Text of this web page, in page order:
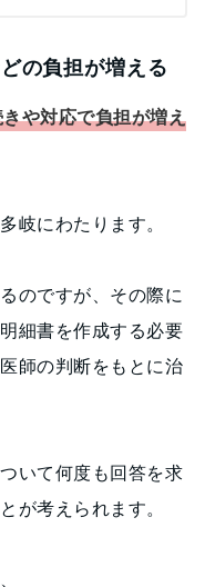
の負担が増える
や対応で負担が増え
岐にわたります。
のですが、その際に
細書を作成する必要
師の判断をもとに治
いて何度も回答を求
が考えられます。